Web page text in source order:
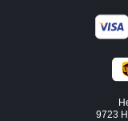
9723